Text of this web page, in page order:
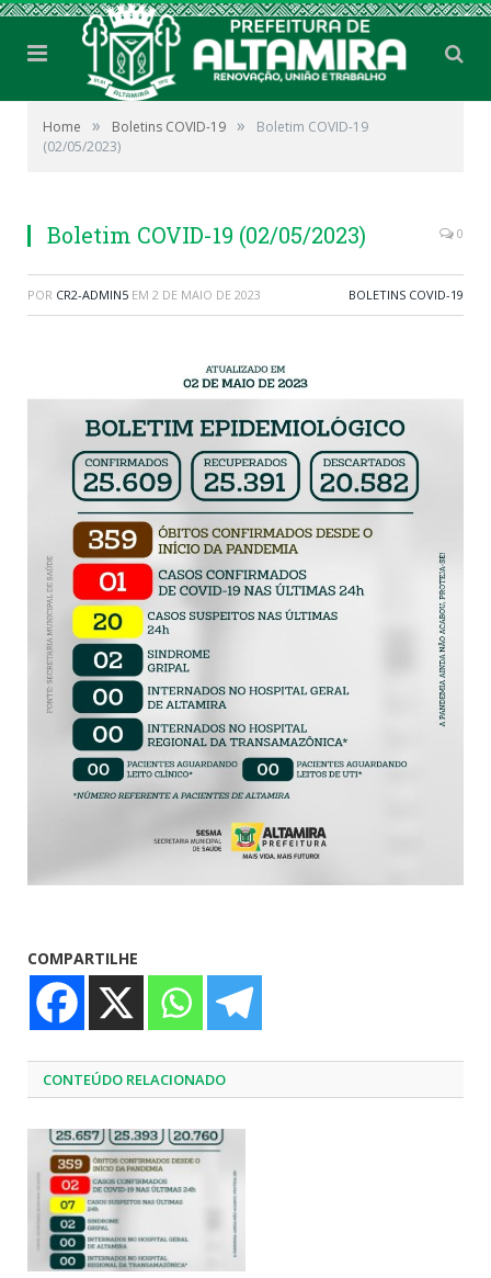
Home » Boletins COVID-19 »
Boletim COVID-19
(02/05/2023)
Boletim COVID-19 (02/05/2023) 0
POR CR2-ADMIN5 EM 2 DE MAIO DE 2023 BOLETINS COVID-19
COMPARTILHE
CONTEÚDO RELACIONADO